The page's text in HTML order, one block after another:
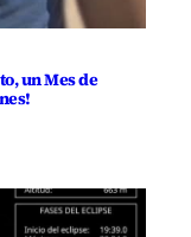
un Mes de